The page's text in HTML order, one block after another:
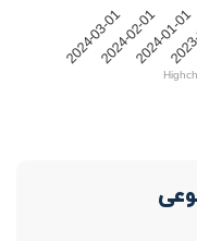
2024-03-012024-02-012024-01-01